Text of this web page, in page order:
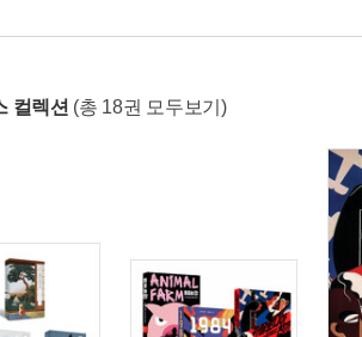
컬렉션 (총 18권 모두보기)